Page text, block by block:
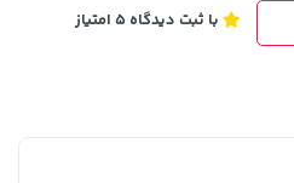
3,230,000 تومان
با ثبت دیدگاه 5 امتیاز